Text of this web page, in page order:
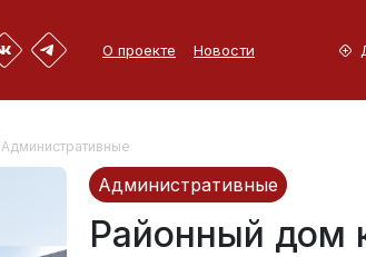
О проекте Новости
Административные
Административные
Районный дом